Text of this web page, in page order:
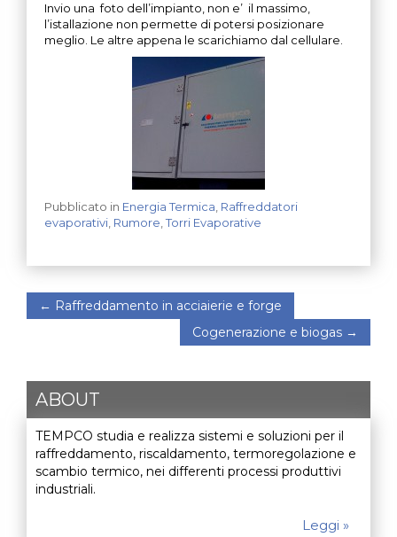
Invio una foto dell’impianto, non e’ il massimo,
l’istallazione non permette di potersi posizionare
meglio. Le altre appena le scarichiamo dal cellulare.
Pubblicato in Energia Termica Raffreddatori
evaporativi Rumore ,Torri Evaporative
← Raffreddamento in acciaierie e forge
Cogenerazione e biogas →
ABOUT
TEMPCO studia e realizza sistemi e soluzioni per il
raffreddamento, riscaldamento, termoregolazione e
scambio termico, nei differenti processi produttivi
industriali.
Leggi »